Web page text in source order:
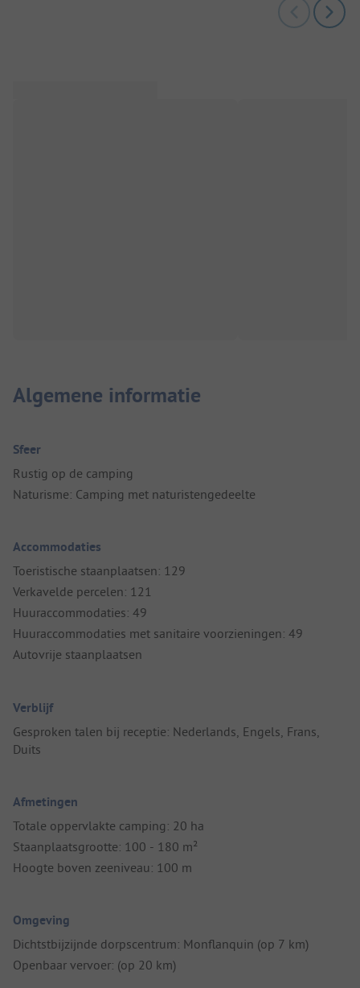
Algemene informatie
Sfeer
Rustig op de camping
Naturisme: Camping met naturistengedeelte
Accommodaties
Toeristische staanplaatsen: 129
Verkavelde percelen: 121
Huuraccommodaties: 49
Huuraccommodaties met sanitaire voorzieningen: 49
Autovrije staanplaatsen
Verblijf
Gesproken talen bij receptie: Nederlands, Engels, Frans,
Duits
Afmetingen
Totale oppervlakte camping: 20 ha
Staanplaatsgrootte: 100 - 180 m²
Hoogte boven zeeniveau: 100 m
Omgeving
Dichtstbijzijnde dorpscentrum: Monflanquin (op 7 km)
Openbaar vervoer: (op 20 km)